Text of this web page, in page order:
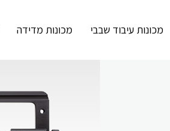
מכונות עיבוד שבבי מכונות מדידה